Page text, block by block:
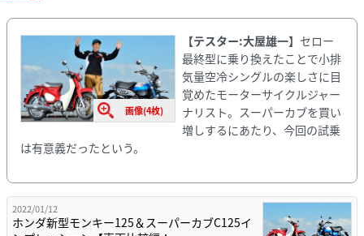
画像(4枚)
【テスター:大屋雄一】 セロー
最終型に乗り換えたことで小排
気量空冷シングルの楽しさに目
覚めたモーターサイクルジャー
ナリスト。スーパーカブを買い
増しするにあたり、今回の試乗
は有意義だったという。
2022/01/12
ホンダ新型モンキー125＆スーパーカブC125イ